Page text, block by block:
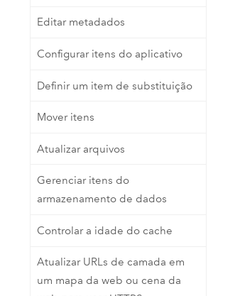
Crie aplicativos de mapeamento
Todos os produtos
Editar metadados
Configurar itens do aplicativo
Definir um item de substituição
Mover itens
Atualizar arquivos
Gerenciar itens do
armazenamento de dados
Controlar a idade do cache
Atualizar URLs de camada em
um mapa da web ou cena da